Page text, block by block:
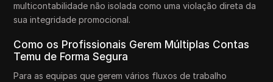
multicontabilidade não isolada como uma violação direta da
sua integridade promocional.
Como os Profissionais Gerem Múltiplas Contas
Temu de Forma Segura
Para as equipas que gerem vários fluxos de trabalho